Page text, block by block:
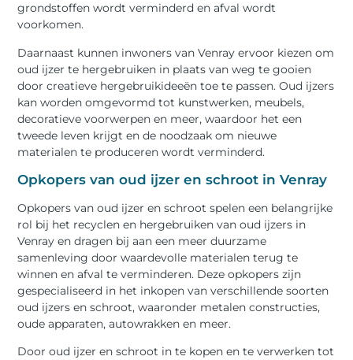
grondstoffen wordt verminderd en afval wordt
voorkomen.
Daarnaast kunnen inwoners van Venray ervoor kiezen om
oud ijzer te hergebruiken in plaats van weg te gooien
door creatieve hergebruikideeën toe te passen. Oud ijzers
kan worden omgevormd tot kunstwerken, meubels,
decoratieve voorwerpen en meer, waardoor het een
tweede leven krijgt en de noodzaak om nieuwe
materialen te produceren wordt verminderd.
Opkopers van oud ijzer en schroot in Venray
Opkopers van oud ijzer en schroot spelen een belangrijke
rol bij het recyclen en hergebruiken van oud ijzers in
Venray en dragen bij aan een meer duurzame
samenleving door waardevolle materialen terug te
winnen en afval te verminderen. Deze opkopers zijn
gespecialiseerd in het inkopen van verschillende soorten
oud ijzers en schroot, waaronder metalen constructies,
oude apparaten, autowrakken en meer.
Door oud ijzer en schroot in te kopen en te verwerken tot